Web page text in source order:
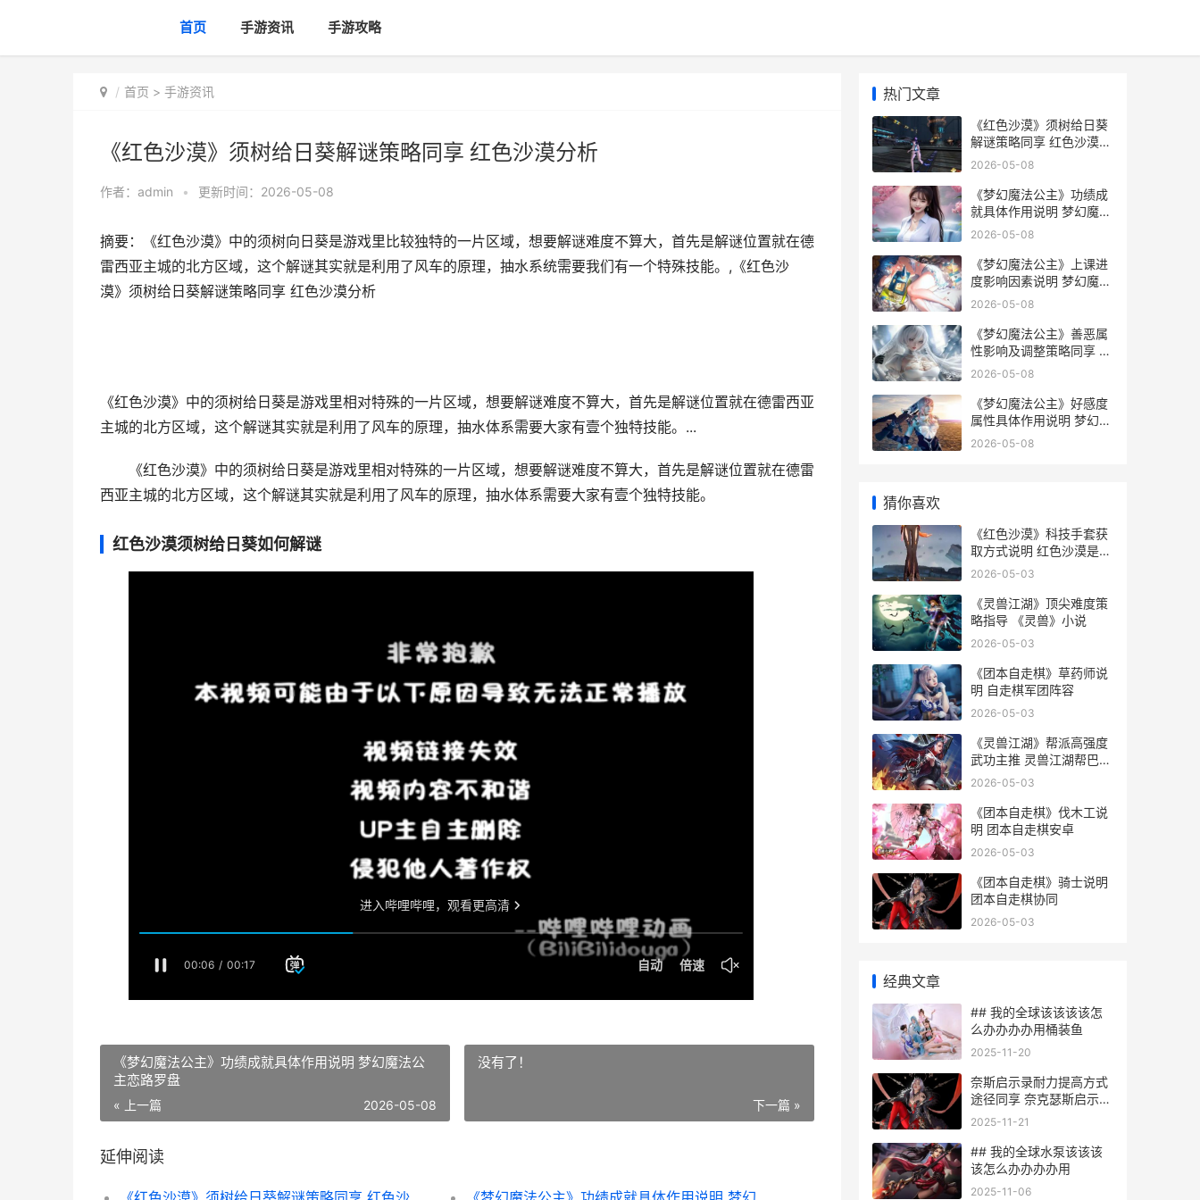
首页 手游资讯 手游攻略
首页 > 手游资讯
《红色沙漠》须树给日葵解谜策略同享 红色沙漠分析
作者： admin • 更新时间：2026-05-08
摘要：《红色沙漠》中的须树向日葵是游戏里比较独特的一片区域，想要解谜难度不算大，首先是解谜位置就在德
雷西亚主城的北方区域，这个解谜其实就是利用了风车的原理，抽水系统需要我们有一个特殊技能。,《红色沙
漠》须树给日葵解谜策略同享 红色沙漠分析
《红色沙漠》中的须树给日葵是游戏里相对特殊的一片区域，想要解谜难度不算大，首先是解谜位置就在德雷西亚
主城的北方区域，这个解谜其实就是利用了风车的原理，抽水体系需要大家有壹个独特技能。...
《红色沙漠》中的须树给日葵是游戏里相对特殊的一片区域，想要解谜难度不算大，首先是解谜位置就在德雷
西亚主城的北方区域，这个解谜其实就是利用了风车的原理，抽水体系需要大家有壹个独特技能。
红色沙漠须树给日葵如何解谜
《梦幻魔法公主》功绩成就具体作用说明 梦幻魔法公
主恋路罗盘
« 上一篇 2026-05-08
没有了！
下一篇 »
延伸阅读
热门文章
《红色沙漠》须树给日葵
解谜策略同享 红色沙漠分
析
2026-05-08
《梦幻魔法公主》功绩成
就具体作用说明 梦幻魔法
公主恋路罗盘
2026-05-08
《梦幻魔法公主》上课进
度影响因素说明 梦幻魔法
公主手机版下载
2026-05-08
《梦幻魔法公主》善恶属
性影响及调整策略同享 梦
幻魔法公主修改器
2026-05-08
《梦幻魔法公主》好感度
属性具体作用说明 梦幻魔
法公主存档位置
2026-05-08
猜你喜欢
《红色沙漠》科技手套获
取方式说明 红色沙漠是谁
的作品
2026-05-03
《灵兽江湖》顶尖难度策
略指导 《灵兽》小说
2026-05-03
《团本自走棋》草药师说
明 自走棋军团阵容
2026-05-03
《灵兽江湖》帮派高强度
武功主推 灵兽江湖帮巴尔
解决债务危机
2026-05-03
《团本自走棋》伐木工说
明 团本自走棋安卓
2026-05-03
《团本自走棋》骑士说明
团本自走棋协同
2026-05-03
经典文章
## 我的全球该该该该怎
么办办办办用桶装鱼
2025-11-20
奈斯启示录耐力提高方式
途径同享 奈克瑟斯启示录
怎么放大招
2025-11-21
## 我的全球水泵该该该
该怎么办办办办用
2025-11-06